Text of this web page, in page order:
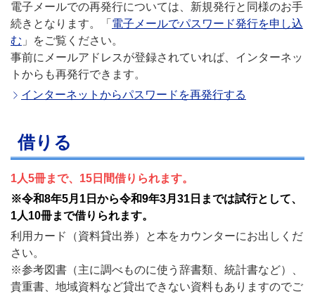
電子メールでの再発行については、新規発行と同様のお手
続きとなります。「 電子メールでパスワード発行を申し込
む 」をご覧ください。
事前にメールアドレスが登録されていれば、インターネッ
トからも再発行できます。
インターネットからパスワードを再発行する
借りる
1人5冊まで、15日間借りられます。
※令和8年5月1日から令和9年3月31日までは試行として、
1人10冊まで借りられます。
利用カード（資料貸出券）と本をカウンターにお出しくだ
さい。
※参考図書（主に調べものに使う辞書類、統計書など）、
貴重書、地域資料など貸出できない資料もありますのでご